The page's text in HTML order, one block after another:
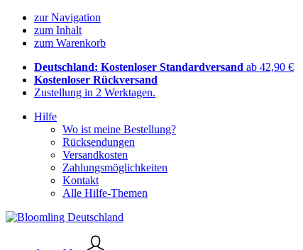
zur Navigation
zum Inhalt
zum Warenkorb
Deutschland: Kostenloser Standardversand ab 42,90 €
Kostenloser Rückversand
Zustellung in 2 Werktagen.
Hilfe
Wo ist meine Bestellung?
Rücksendungen
Versandkosten
Zahlungsmöglichkeiten
Kontakt
Alle Hilfe-Themen